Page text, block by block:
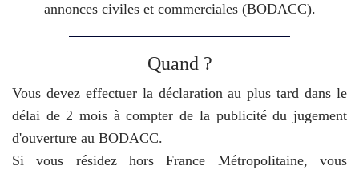
annonces civiles et commerciales (BODACC).
Quand ?
Vous devez effectuer la déclaration au plus tard dans le
délai de 2 mois à compter de la publicité du jugement
d'ouverture au BODACC.
Si vous résidez hors France Métropolitaine, vous